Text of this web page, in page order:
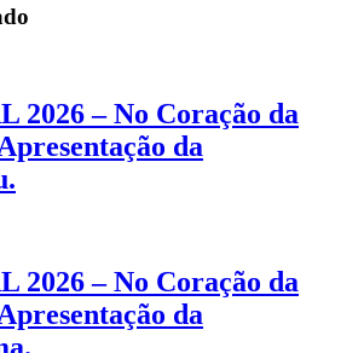
2026 – No Coração da
da
2026 – No Coração da
da